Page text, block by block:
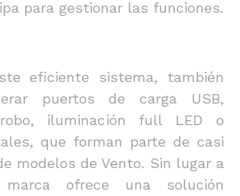
para gestionar las funciones.
eficiente sistema, también
puertos de carga USB,
iluminación full LED o
que forman parte de casi
modelos de Vento. Sin lugar a
ofrece una solución